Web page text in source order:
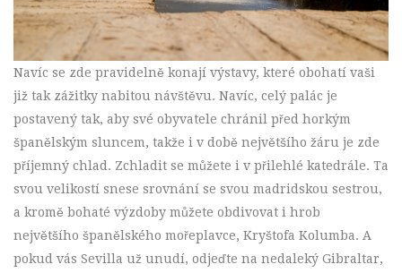
Navíc se zde pravidelně konají výstavy, které obohatí vaši
již tak zážitky nabitou návštěvu. Navíc, celý palác je
postavený tak, aby své obyvatele chránil před horkým
španělským sluncem, takže i v době největšího žáru je zde
příjemný chlad. Zchladit se můžete i v přilehlé katedrále. Ta
svou velikostí snese srovnání se svou madridskou sestrou,
a kromě bohaté výzdoby můžete obdivovat i hrob
největšího španělského mořeplavce, Kryštofa Kolumba. A
pokud vás Sevilla už unudí, odjeďte na nedaleký Gibraltar,